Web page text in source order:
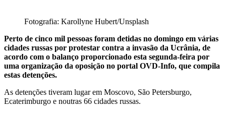
Fotografia: Karollyne Hubert/Unsplash
Perto de cinco mil pessoas foram detidas no domingo em várias
cidades russas por protestar contra a invasão da Ucrânia, de
acordo com o balanço proporcionado esta segunda-feira por
uma organização da oposição no portal OVD-Info, que compila
estas detenções.
As detenções tiveram lugar em Moscovo, São Petersburgo,
Ecaterimburgo e noutras 66 cidades russas.